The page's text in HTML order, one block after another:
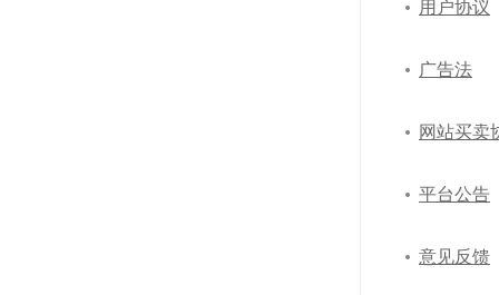
用户协议
广告法
网站买卖
平台公告
意见反馈